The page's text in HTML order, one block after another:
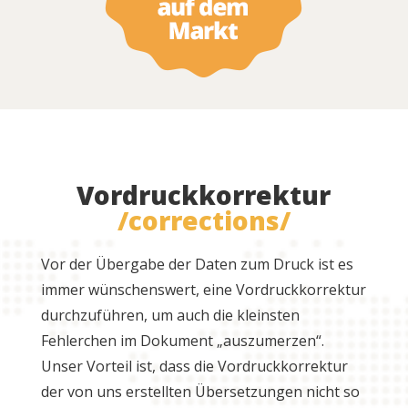
Vordruckkorrektur
/corrections/
Vor der Übergabe der Daten zum Druck ist es
immer wünschenswert, eine Vordruckkorrektur
durchzuführen, um auch die kleinsten
Fehlerchen im Dokument „auszumerzen“.
Unser Vorteil ist, dass die Vordruckkorrektur
der von uns erstellten Übersetzungen nicht so